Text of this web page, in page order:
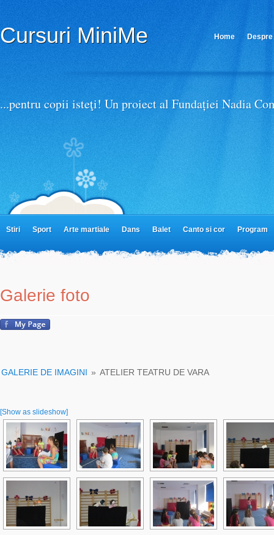
Cursuri MiniMe Home
Parteneri MiniMe
...pentru copii isteţi! Un proiect al Fundației Nadia
Stiri Sport Arte martiale Dans Balet Canto si cor Program
Galerie foto
GALERIE DE IMAGINI » ATELIER TEATRU DE VARA
[Show as slideshow]
Afla mai multe despre confidentialitate si termeni de